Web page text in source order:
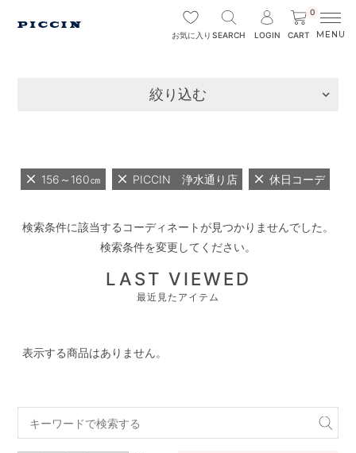
お気に入り SEARCH LOGIN
0
CART
絞り込む
156～160㎝ PICCIN 浄水通り店 休日コーデ
検索条件に該当するコーディネートが見つかりませんでした。
検索条件を変更してください。
LAST VIEWED
最近見たアイテム
表示する商品はありません。